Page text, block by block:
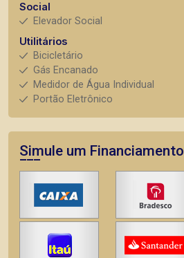
Social
Elevador Social
Utilitários
Bicicletário
Gás Encanado
Medidor de Água Individual
Portão Eletrônico
Simule um Financiamento